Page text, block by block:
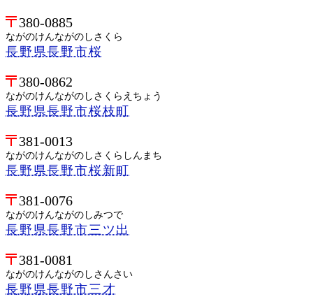
380-0885
ながのけんながのしさくら
長野県長野市桜
380-0862
ながのけんながのしさくらえちょう
長野県長野市桜枝町
381-0013
ながのけんながのしさくらしんまち
長野県長野市桜新町
381-0076
ながのけんながのしみつで
長野県長野市三ツ出
381-0081
ながのけんながのしさんさい
長野県長野市三才